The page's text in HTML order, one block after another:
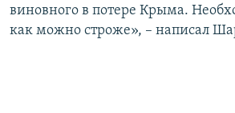
виновного в потере Крыма.
как можно строже», – написал